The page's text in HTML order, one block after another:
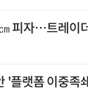
피자…트레이
'플랫폼 이중족